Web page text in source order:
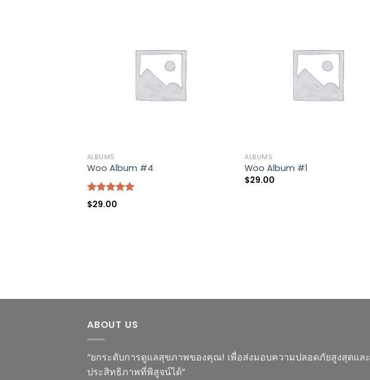
ALBUMS
Woo Album #4
Rated5.00
out of 5
$29.00
ALBUMS
Woo Album #1
$29.00
ABOUT US
“ยกระดับการดูแลสุขภาพของคุณ! เพื่อส่งมอบความปลอดภัยสูงสุดและ
ประสิทธิภาพที่พิสูจน์ได้”